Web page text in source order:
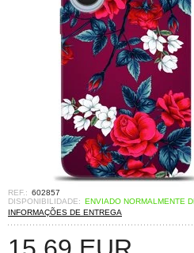
REF.: 602857
DISPONIBILIDADE: ENVIADO NORMALMENTE
INFORMAÇÕES DE ENTREGA